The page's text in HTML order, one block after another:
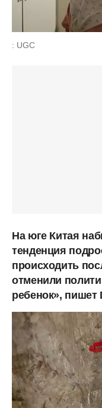
: UGC
На юге Китая
тенденция
происходить
отменили
ребенок», пишет